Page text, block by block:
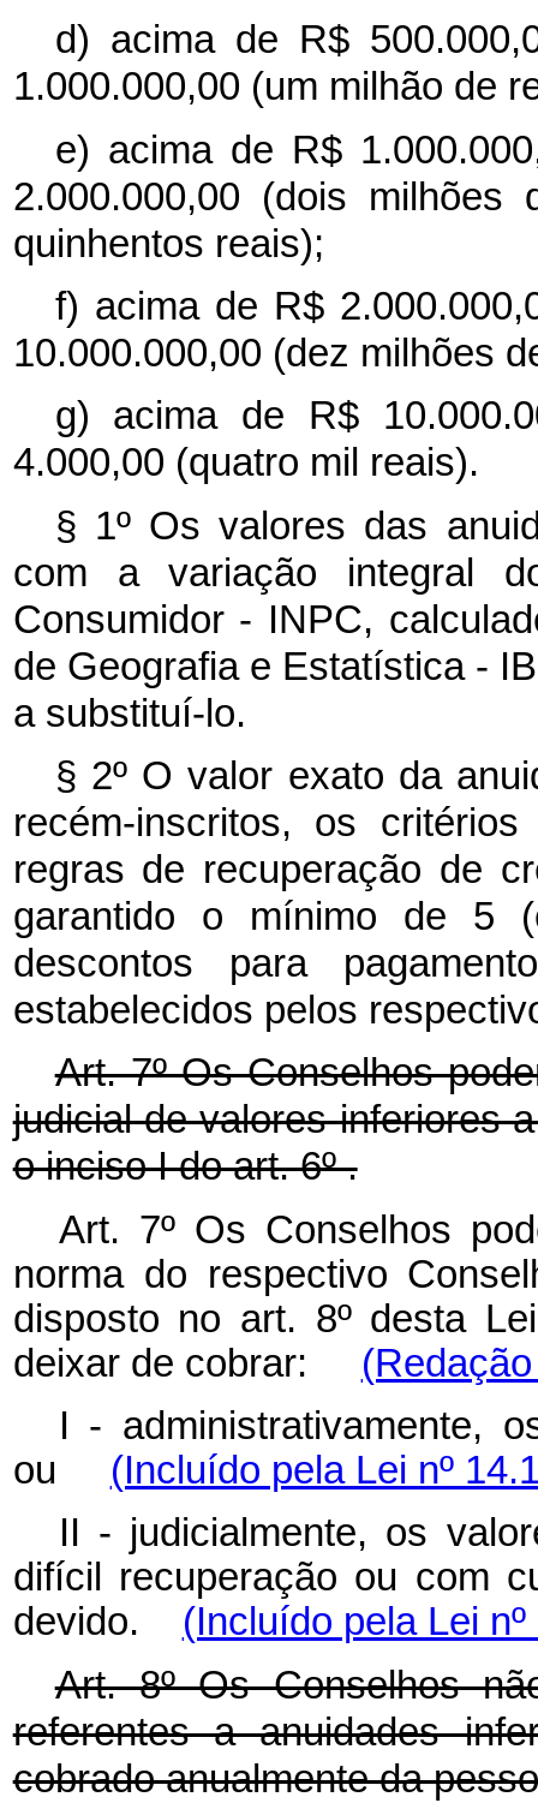
d) acima de R$
1.000.000,00 (um milhão de
e) acima de R$
2.000.000,00 (dois
quinhentos reais);
f) acima de R$
10.000.000,00 (dez milhões
g) acima de R$
4.000,00 (quatro mil reais).
§ 1º Os valores das
com a variação integral
Consumidor - INPC,
de Geografia e Estatística -
a substituí-lo.
§ 2º O valor exato da
recém-inscritos, os
regras de recuperação de
garantido o mínimo de 5
descontos para
estabelecidos pelos
Art. 7º Os Conselhos
judicial de valores inferiores
o inciso I do art. 6º .
Art. 7º Os Conselhos
norma do respectivo
disposto no art. 8º desta
deixar de cobrar:
I - administrativamente,
ou (Incluído pela Lei nº
II - judicialmente, os
difícil recuperação ou com
devido. (Incluído pela Lei
Art. 8º Os Conselhos
referentes a anuidades
cobrado anualmente da